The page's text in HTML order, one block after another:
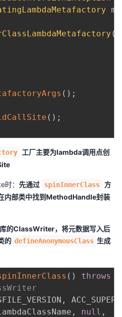
mf
(
( ) ;
( ) ;
工厂主要为lambda调用点创
时： 先通过 spinInnerClass
方
内部类中找到MethodHandle封装
的ClassWriter，将元数据写入后
的 defineAnonymousClass 生成
( ) throws
, ACC_SUPER
, null ,